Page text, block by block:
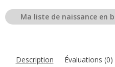
Ma liste de naissance en
Description Évaluations (0)